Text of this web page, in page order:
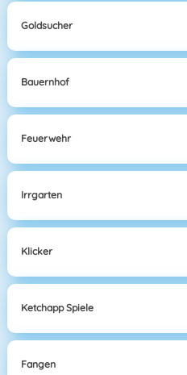
Goldsucher
Bauernhof
Feuerwehr
Irrgarten
Klicker
Ketchapp Spiele
Fangen